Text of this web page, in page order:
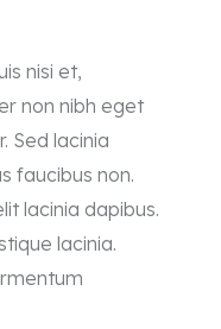
nisi et,
non nibh eget
Sed lacinia
faucibus non.
lacinia dapibus.
lacinia.